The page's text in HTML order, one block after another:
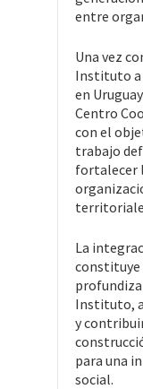
entre
Una vez
Instituto a
en
Centro
con el
trabajo
fortalecer
La
constituye
Instituto,
y
para una
social.